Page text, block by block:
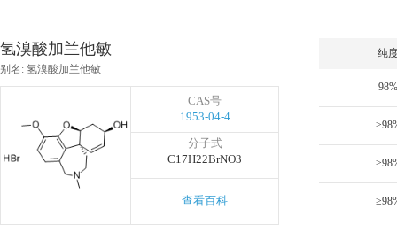
氢溴酸加兰他敏
别名: 氢溴酸加兰他敏
CAS号
1953-04-4
分子式
C17H22BrNO3
查看百科
纯
98%